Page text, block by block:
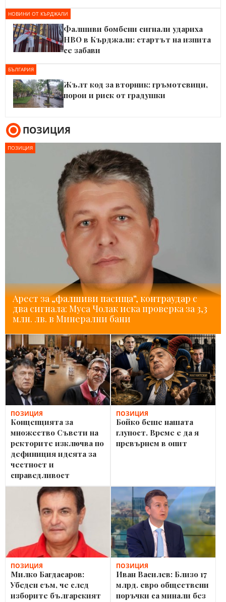
НОВИНИ ОТ КЪРДЖАЛИ
Фалшиви бомбени сигнали удариха
НВО в Кърджали: стартът на изпита
се забави
БЪЛГАРИЯ
Жълт код за вторник: гръмотевици,
порои и риск от градушки
ПОЗИЦИЯ
ПОЗИЦИЯ
Арест за „фалшиви пасища“, контраудар с
два сигнала: Муса Чолак иска проверка за 3,3
млн. лв. в Минерални бани
ПОЗИЦИЯ
Концепцията за
множество Съвети на
ректорите изключва по
дефиниция идеята за
честност и
справедливост
ПОЗИЦИЯ
Бойко беше нашата
глупост. Време е да я
превърнем в опит
ПОЗИЦИЯ
Милко Багдасаров:
Убеден съм, че след
изборите българският
ПОЗИЦИЯ
Иван Василев: Близо 17
млрд. евро обществени
поръчки са минали без